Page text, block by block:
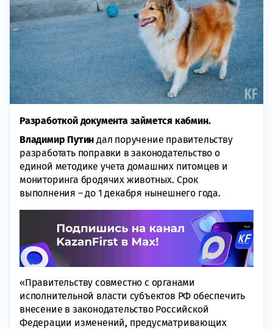
Разработкой документа займется кабмин.
Владимир Путин дал поручение правительству
разработать поправки в законодательство о
единой методике учета домашних питомцев и
мониторинга бродячих животных. Срок
выполнения – до 1 декабря нынешнего года.
«Правительству совместно с органами
исполнительной власти субъектов РФ обеспечить
внесение в законодательство Российской
Федерации изменений, предусматривающих